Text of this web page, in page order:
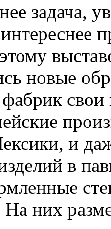
задача,
новые
и
в
них